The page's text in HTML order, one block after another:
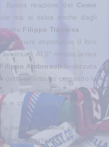
Buona reazione del Como
ma si salva anche dagli
Filippo Traversa
i lariani impongono il loro
Al 5° minuto arriva
Filippo Ambrosoli
finalizzata
si getta all'attacco cercando la
il gol decisivo, anche il
e colpisce la traversa con
paura di perdere blocca le
senza particolari emozioni,